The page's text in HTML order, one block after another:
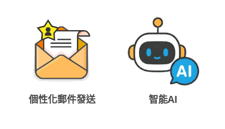
個性化郵件發送 智能AI